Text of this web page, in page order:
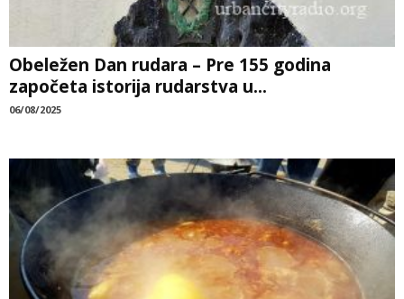
Obeležen Dan rudara – Pre 155 godina
započeta istorija rudarstva u...
06/08/2025